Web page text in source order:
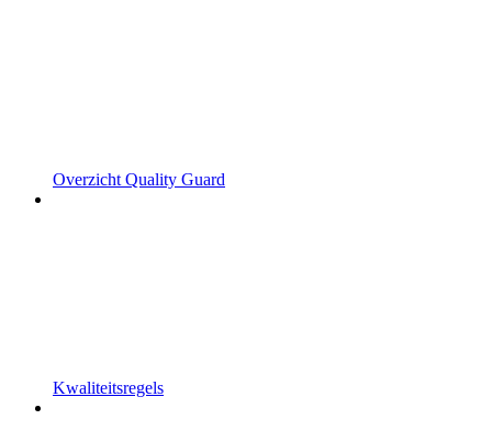
Overzicht Quality Guard
Kwaliteitsregels